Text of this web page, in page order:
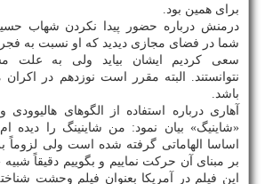
برای همین بود.
درمنش درباره حضور پیدا نكردن شهاب
شما در فضای مجازی دیدید كه او نسبت به فجر
سعی كردیم ایشان بیاید ولی به علت
نتوانستند. البته مقرر است نوزدهم در
باشد.
آهاری درباره استفاده از الگوهای هالیوودی
«شاینیگ» بیان نمود: من شاینینگ را دیده
اساسا الهاماتی گرفته شده است ولی لزوماً
بر مبنای آن حركت نماییم و بگوییم دقیقاً شبیه
این فیلم در آمریكا بعنوان فیلم وحشت